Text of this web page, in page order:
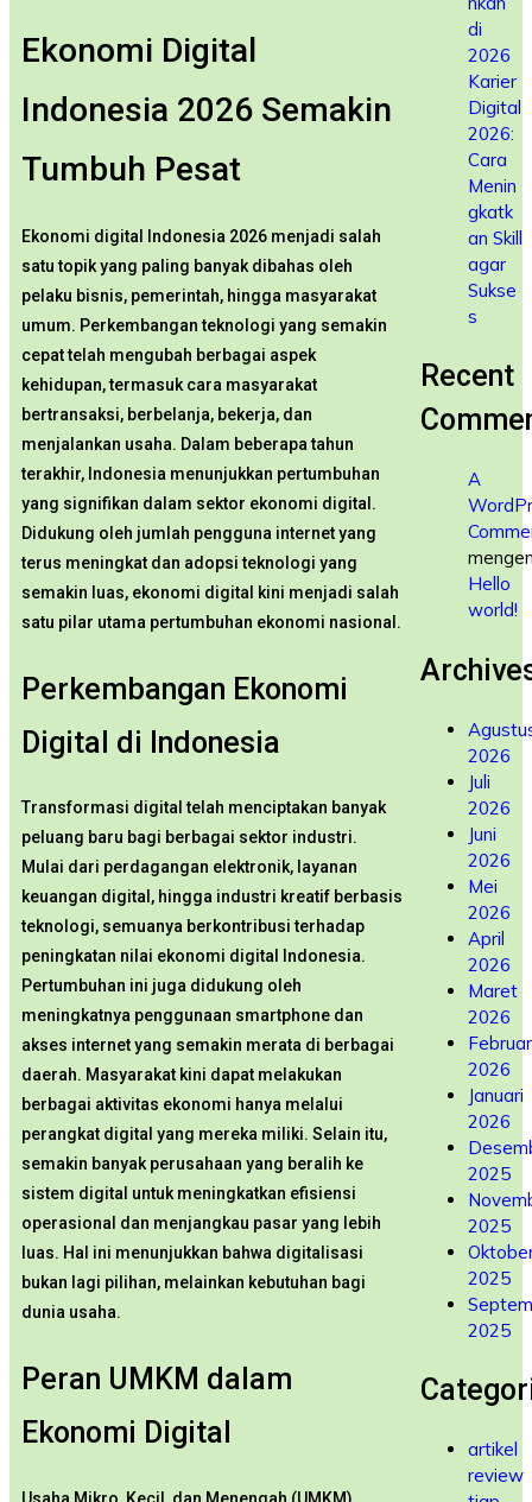
Ekonomi Digital
Indonesia 2026 Semakin
Tumbuh Pesat
Ekonomi digital Indonesia 2026 menjadi salah
satu topik yang paling banyak dibahas oleh
pelaku bisnis, pemerintah, hingga masyarakat
umum. Perkembangan teknologi yang semakin
cepat telah mengubah berbagai aspek
kehidupan, termasuk cara masyarakat
bertransaksi, berbelanja, bekerja, dan
menjalankan usaha. Dalam beberapa tahun
terakhir, Indonesia menunjukkan pertumbuhan
yang signifikan dalam sektor ekonomi digital.
Didukung oleh jumlah pengguna internet yang
terus meningkat dan adopsi teknologi yang
semakin luas, ekonomi digital kini menjadi salah
satu pilar utama pertumbuhan ekonomi nasional.
Perkembangan Ekonomi
Digital di Indonesia
Transformasi digital telah menciptakan banyak
peluang baru bagi berbagai sektor industri.
Mulai dari perdagangan elektronik, layanan
keuangan digital, hingga industri kreatif berbasis
teknologi, semuanya berkontribusi terhadap
peningkatan nilai ekonomi digital Indonesia.
Pertumbuhan ini juga didukung oleh
meningkatnya penggunaan smartphone dan
akses internet yang semakin merata di berbagai
daerah. Masyarakat kini dapat melakukan
berbagai aktivitas ekonomi hanya melalui
perangkat digital yang mereka miliki. Selain itu,
semakin banyak perusahaan yang beralih ke
sistem digital untuk meningkatkan efisiensi
operasional dan menjangkau pasar yang lebih
luas. Hal ini menunjukkan bahwa digitalisasi
bukan lagi pilihan, melainkan kebutuhan bagi
dunia usaha.
Peran UMKM dalam
Ekonomi Digital
Usaha Mikro, Kecil, dan Menengah (UMKM)
di
2026
Karier
Digital
2026:
Cara
Menin
gkatk
an Skill
agar
Sukse
s
Recent
A
Hello
world!
2026
Juli
2026
Juni
2026
Mei
2026
April
2026
Maret
2026
2026
Januari
2026
2025
2025
2025
2025
artikel
review